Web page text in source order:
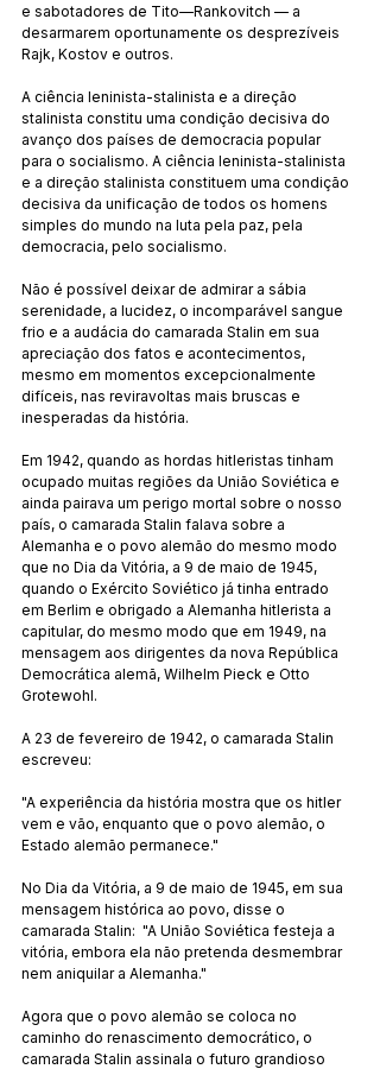
e sabotadores de Tito—Rankovitch — a
desarmarem oportunamente os desprezíveis
Rajk, Kostov e outros.
A ciência leninista-stalinista e a direção
stalinista constitu uma condição decisiva do
avanço dos países de democracia popular
para o socialismo. A ciência leninista-stalinista
e a direção stalinista constituem uma condição
decisiva da unificação de todos os homens
simples do mundo na luta pela paz, pela
democracia, pelo socialismo.
Não é possível deixar de admirar a sábia
serenidade, a lucidez, o incomparável sangue
frio e a audácia do camarada Stalin em sua
apreciação dos fatos e acontecimentos,
mesmo em momentos excepcionalmente
difíceis, nas reviravoltas mais bruscas e
inesperadas da história.
Em 1942, quando as hordas hitleristas tinham
ocupado muitas regiões da União Soviética e
ainda pairava um perigo mortal sobre o nosso
país, o camarada Stalin falava sobre a
Alemanha e o povo alemão do mesmo modo
que no Dia da Vitória, a 9 de maio de 1945,
quando o Exército Soviético já tinha entrado
em Berlim e obrigado a Alemanha hitlerista a
capitular, do mesmo modo que em 1949, na
mensagem aos dirigentes da nova República
Democrática alemã, Wilhelm Pieck e Otto
Grotewohl.
A 23 de fevereiro de 1942, o camarada Stalin
escreveu:
"A experiência da história mostra que os hitler
vem e vão, enquanto que o povo alemão, o
Estado alemão permanece."
No Dia da Vitória, a 9 de maio de 1945, em sua
mensagem histórica ao povo, disse o
camarada Stalin:  "A União Soviética festeja a
vitória, embora ela não pretenda desmembrar
nem aniquilar a Alemanha."
Agora que o povo alemão se coloca no
caminho do renascimento democrático, o
camarada Stalin assinala o futuro grandioso